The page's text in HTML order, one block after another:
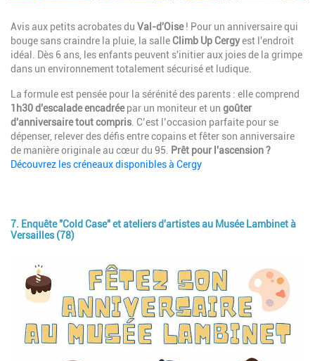
Description
Avis aux petits acrobates du Val-d'Oise! Pour un anniversaire qui
bouge sans craindre la pluie, la salleClimb Up Cergyest l'endroit
idéal. Dès 6 ans, les enfants peuvent s'initier aux joies de la grimpe
dans un environnement totalement sécurisé et ludique.
La formule est pensée pour la sérénité des parents : elle comprend
1h30 d'escalade encadréepar un moniteur et un goûter
d'anniversaire tout compris. C’est l’occasion parfaite pour se
dépenser, relever des défis entre copains et fêter son anniversaire
de manière originale au cœur du 95. Prêt pour l'ascension ?
Découvrez les créneaux disponibles à Cergy
7. Enquête "Cold Case" et ateliers d'artistes au Musée Lambinet à
Versailles (78)
Image